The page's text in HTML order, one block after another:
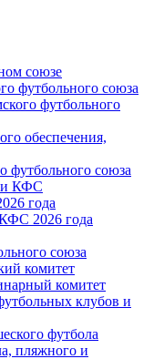
союзе
футбольного союза
футбольного
обеспечения,
футбольного союза
КФС
года
2026 года
союза
комитет
комитет
клубов и
футбола
пляжного и